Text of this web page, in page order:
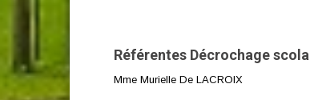
Référentes Décrochage
Mme Murielle De LACROIX